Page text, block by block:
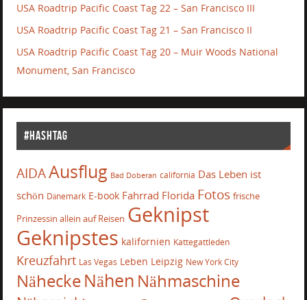
USA Roadtrip Pacific Coast Tag 22 – San Francisco III
USA Roadtrip Pacific Coast Tag 21 – San Francisco II
USA Roadtrip Pacific Coast Tag 20 – Muir Woods National
Monument, San Francisco
#Hashtag
AIDAAusflug Bad Doberan california Das Leben ist
schön Dänemark E-book Fahrrad Florida Fotos frische
Prinzessin allein auf Reisen Geknipst
Geknipstes kalifornien Kattegattleden
Kreuzfahrt Las Vegas Leben Leipzig New York City
NäheckeNähen Nähmaschine